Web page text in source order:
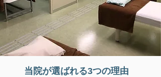
当院が選ばれる3つの理由